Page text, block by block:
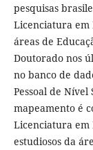
pesquisas
Licenciatura em
áreas de
Doutorado nos
no banco de
Pessoal de Nível
mapeamento é
Licenciatura em
estudiosos da